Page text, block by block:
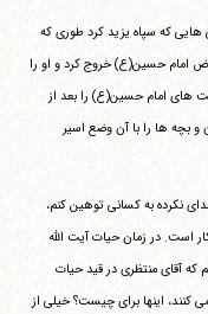
هایی که سپاه یزید کرد طوری که
امام حسین(ع) خروج کرد و او را
های امام حسین(ع) را بعد از
بچه ها را با آن وضع اسیر
نکرده به کسانی توهین کنم،
است. در زمان حیات آیت الله
که آقای منتظری در قید حیات
اینها برای چیست؟ خیلی از